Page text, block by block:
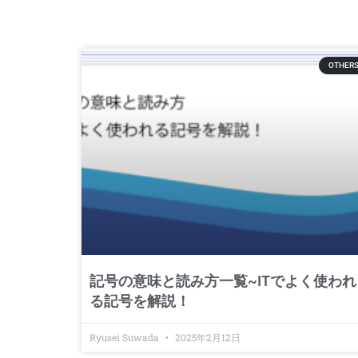
OTHERS
記号の意味と読み方一覧~ITでよく使われ
る記号を解説！
Ryusei Suwada 2025年2月12日